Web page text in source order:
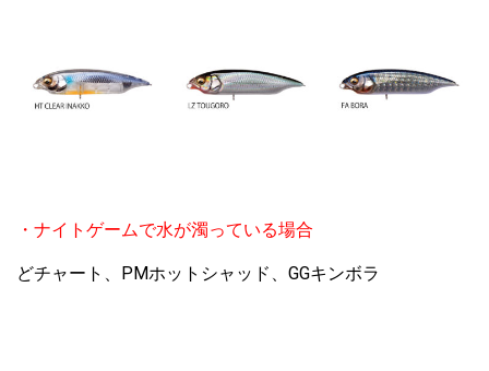
・ナイトゲームで水が濁っている場合
どチャート、PMホットシャッド、GGキンボラ